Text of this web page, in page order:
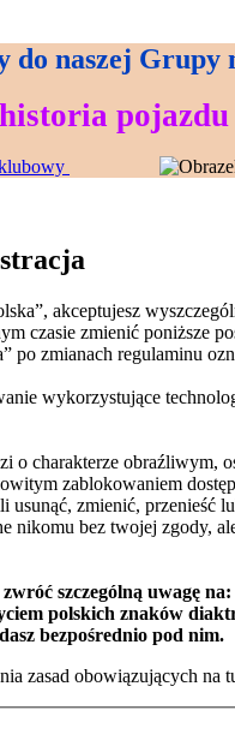
do naszej Grupy
pojazdu
akceptujesz
czasie zmienić poniższe
po zmianach regulaminu
wykorzystujące
charakterze obraźliwym,
zablokowaniem
zmienić, przenieść
nikomu bez twojej zgody,
szczególną uwagę na:
polskich znaków
bezpośrednio pod nim.
zasad obowiązujących na